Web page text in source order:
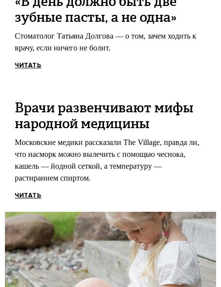
зубные пасты, а не одна»
Стоматолог Татьяна Долгова — о том, зачем ходить к
врачу, если ничего не болит.
ЧИТАТЬ
Врачи развенчивают мифы
народной медицины
Московские медики рассказали The Village, правда ли,
что насморк можно вылечить с помощью чеснока,
кашель — йодной сеткой, а температуру —
растиранием спиртом.
ЧИТАТЬ